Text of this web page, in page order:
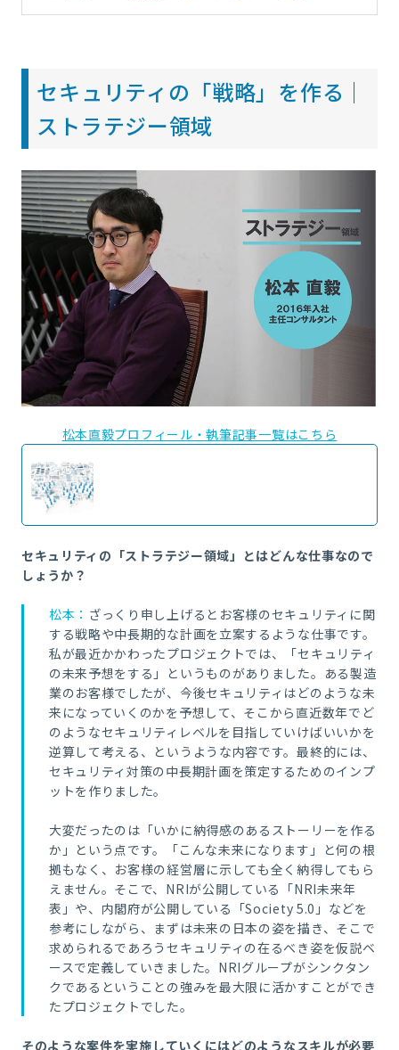
セキュリティの「戦略」を作る｜
ストラテジー領域
松本直毅プロフィール・執筆記事一覧はこちら
セキュリティの「ストラテジー領域」とはどんな仕事なので
しょうか？
松本： ざっくり申し上げるとお客様のセキュリティに関
する戦略や中長期的な計画を立案するような仕事です。
私が最近かかわったプロジェクトでは、「セキュリティ
の未来予想をする」というものがありました。ある製造
業のお客様でしたが、今後セキュリティはどのような未
来になっていくのかを予想して、そこから直近数年でど
のようなセキュリティレベルを目指していけばいいかを
逆算して考える、というような内容です。最終的には、
セキュリティ対策の中長期計画を策定するためのインプ
ットを作りました。
大変だったのは「いかに納得感のあるストーリーを作る
か」という点です。「こんな未来になります」と何の根
拠もなく、お客様の経営層に示しても全く納得してもら
えません。そこで、 NRIが公開している「NRI未来年
表」や、内閣府が公開している「Society 5.0 」などを
参考にしながら、まずは未来の日本の姿を描き、そこで
求められるであろうセキュリティの在るべき姿を仮説ベ
ースで定義していきました。 NRIグループがシンクタン
クであるということの強みを最大限に活かすことができ
たプロジェクトでした。
そのような案件を実施していくにはどのようなスキルが必要